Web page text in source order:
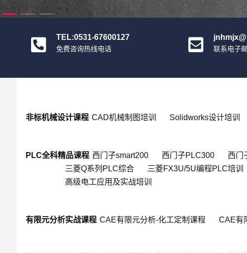
TEL:0531-67600127
免费咨询热线电话 联系电子
非标机械设计课程 CAD机械制图培训 Solidworks设计培训
PLC全科精品课程 西门子smart200 西门子PLC300 西门
三菱Q系列PLC综合
三菱FX3U/5U编程PLC培训
高级电工应用及实战培训
有限元分析实战课程 CAE有限元分析-化工定制课程 CAE有